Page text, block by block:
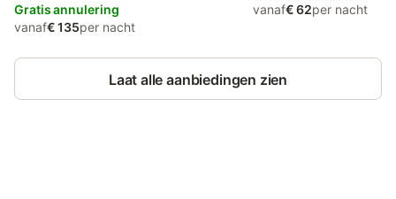
Gratis annulering
vanaf€ 135per nacht
vanaf€ 62per nacht
Laat alle aanbiedingen zien